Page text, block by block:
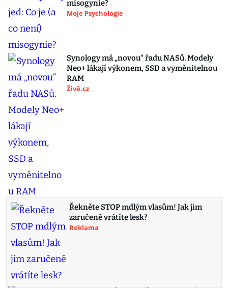
misogynie?
Moje Psychologie
Synology má „novou“ řadu NASů. Modely
Neo+ lákají výkonem, SSD a vyměnitelnou
RAM
Živě.cz
Řekněte STOP mdlým vlasům! Jak jim
zaručeně vrátíte lesk?
Reklama